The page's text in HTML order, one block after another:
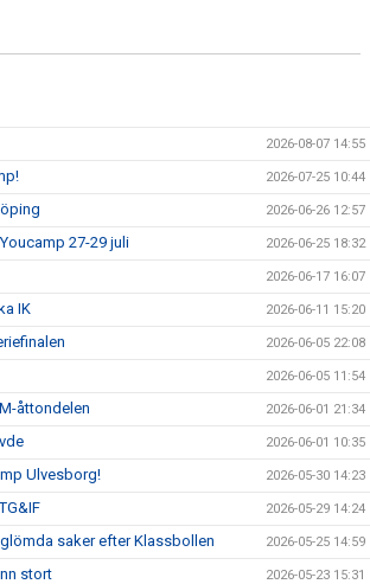
2026-08-07 14:55
2026-07-25 10:44
2026-06-26 12:57
27-29 juli 2026-06-25 18:32
2026-06-17 16:07
IK 2026-06-11 15:20
2026-06-05 22:08
2026-06-05 11:54
åttondelen 2026-06-01 21:34
2026-06-01 10:35
Ulvesborg! 2026-05-30 14:23
2026-05-29 14:24
saker efter Klassbollen 2026-05-25 14:59
stort 2026-05-23 15:31